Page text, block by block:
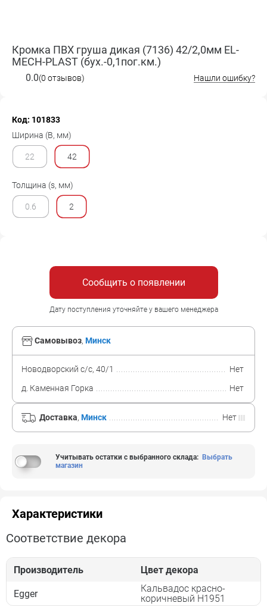
Кромка ПВХ груша дикая (7136) 42/2,0мм EL-
MECH-PLAST (бух.-0,1пог.км.)
0.0(0 отзывов) Нашли ошибку?
Код: 101833
Ширина (B, мм)
22 42
Толщина (s, мм)
0.6 2
Сообщить о появлении
Дату поступления уточняйте у вашего менеджера
Самовывоз, Минск
Новодворский с/с, 40/1
Нет
д. Каменная Горка
Нет
Доставка, Минск Нет
Учитывать остатки с выбранного склада: Выбрать
магазин
Характеристики
Соответствие декора
Производитель Цвет декора
Egger
Кальвадос красно-
коричневый H1951